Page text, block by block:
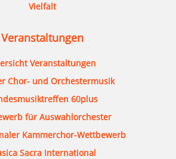
Vielfalt
Veranstaltungen
Veranstaltungen
Chor- und Orchestermusik
60plus
für Auswahlorchester
Kammerchor-Wettbewerb
Sacra International